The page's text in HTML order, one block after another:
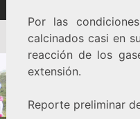
Por las
calcinados casi en
reacción de los
extensión.
Reporte preliminar